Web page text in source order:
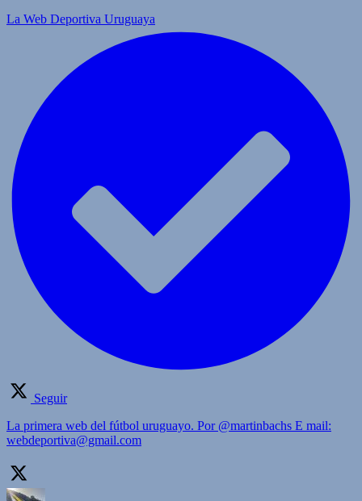
La Web Deportiva Uruguaya
Seguir
La primera web del fútbol uruguayo. Por @martinbachs E mail:
webdeportiva@gmail.com